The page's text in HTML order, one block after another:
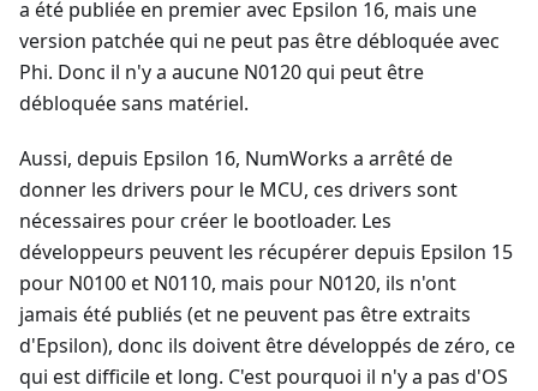
a été publiée en premier avec Epsilon 16, mais une
version patchée qui ne peut pas être débloquée avec
Phi. Donc il n'y a aucune N0120 qui peut être
débloquée sans matériel.
Aussi, depuis Epsilon 16, NumWorks a arrêté de
donner les drivers pour le MCU, ces drivers sont
nécessaires pour créer le bootloader. Les
développeurs peuvent les récupérer depuis Epsilon 15
pour N0100 et N0110, mais pour N0120, ils n'ont
jamais été publiés (et ne peuvent pas être extraits
d'Epsilon), donc ils doivent être développés de zéro, ce
qui est difficile et long. C'est pourquoi il n'y a pas d'OS